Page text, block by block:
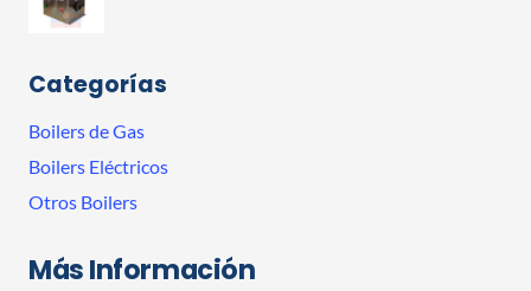
Categorías
Boilers de Gas
Boilers Eléctricos
Otros Boilers
Más Información